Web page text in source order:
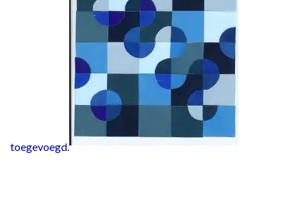
toegevoegd.